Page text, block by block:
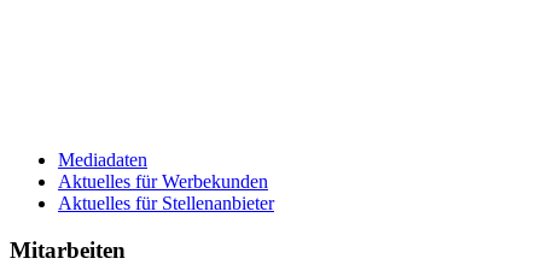
Mediadaten
Aktuelles für Werbekunden
Aktuelles für Stellenanbieter
Mitarbeiten